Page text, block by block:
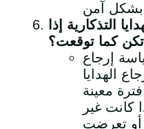
التذكارية إذا
كما توقعت؟
إرجاع
الهدايا
فترة معينة
إذا كانت غير
أو تعرضت